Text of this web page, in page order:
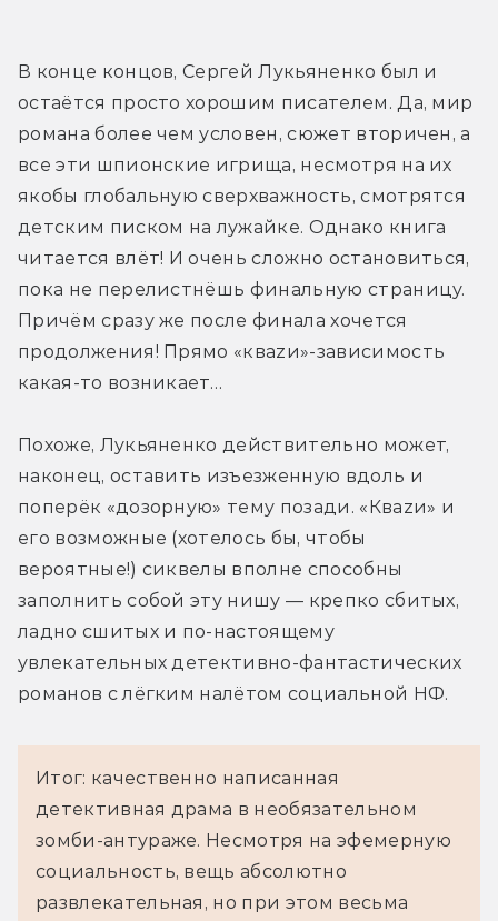
В конце концов, Сергей Лукьяненко был и
остаётся просто хорошим писателем. Да, мир
романа более чем условен, сюжет вторичен, а
все эти шпионские игрища, несмотря на их
якобы глобальную сверхважность, смотрятся
детским писком на лужайке. Однако книга
читается влёт! И очень сложно остановиться,
пока не перелистнёшь финальную страницу.
Причём сразу же после финала хочется
продолжения! Прямо «кваzи»-зависимость
какая-то возникает…
Похоже, Лукьяненко действительно может,
наконец, оставить изъезженную вдоль и
поперёк «дозорную» тему позади. «Кваzи» и
его возможные (хотелось бы, чтобы
вероятные!) сиквелы вполне способны
заполнить собой эту нишу — крепко сбитых,
ладно сшитых и по-настоящему
увлекательных детективно-фантастических
романов с лёгким налётом социальной НФ.
Итог: качественно написанная
детективная драма в необязательном
зомби-антураже. Несмотря на эфемерную
социальность, вещь абсолютно
развлекательная, но при этом весьма